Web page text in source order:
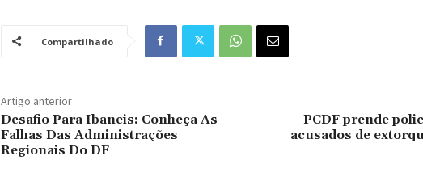
Compartilhado
Artigo anterior
Desafio Para Ibaneis: Conheça As
Falhas Das Administrações
Regionais Do DF
PCDF prende
acusados de